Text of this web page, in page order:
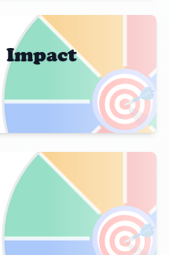
🎯
Impact
🎯